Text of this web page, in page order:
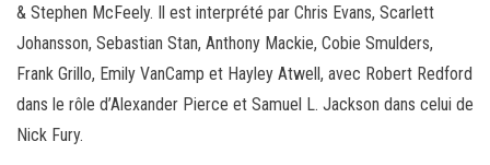
& Stephen McFeely. Il est interprété par Chris Evans, Scarlett
Johansson, Sebastian Stan, Anthony Mackie, Cobie Smulders,
Frank Grillo, Emily VanCamp et Hayley Atwell, avec Robert Redford
dans le rôle d’Alexander Pierce et Samuel L. Jackson dans celui de
Nick Fury.